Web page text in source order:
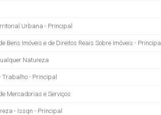
Urbana - Principal
Bens Imóveis e de Direitos Reais Sobre Imóveis - Principal
Natureza
Trabalho - Principal
Mercadorias e Serviços
- Issqn - Principal